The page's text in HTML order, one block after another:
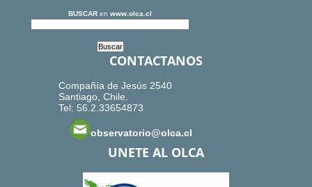
BUSCAR en www.olca.cl
CONTACTANOS
Compañía de Jesús 2540
Santiago, Chile.
Tel: 56.2.33654873
observatorio@olca.cl
UNETE AL OLCA